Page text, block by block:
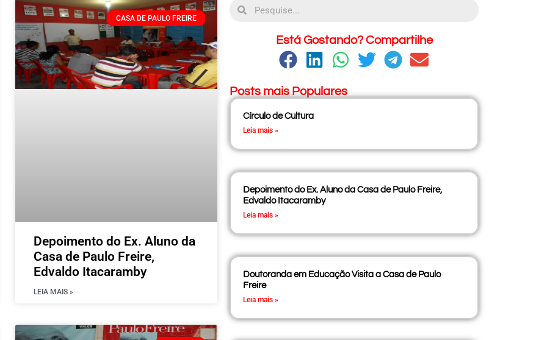
CASA DE PAULO FREIRE
Depoimento do Ex. Aluno da
Casa de Paulo Freire,
Edvaldo Itacaramby
LEIA MAIS »
Está Gostando? Compartilhe
Posts mais Populares
Círculo de Cultura
Leia mais »
Depoimento do Ex. Aluno da Casa de Paulo Freire,
Edvaldo Itacaramby
Leia mais »
Doutoranda em Educação Visita a Casa de Paulo
Freire
Leia mais »